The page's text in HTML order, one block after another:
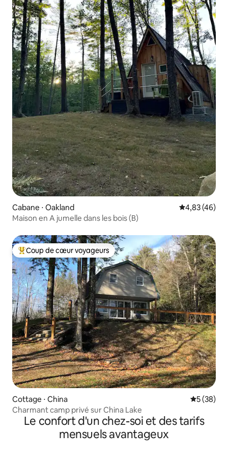
Cabane ⋅ Oakland Évaluation
4,83 (46)
Maison en A jumelle dans les bois (B)
Coups de cœur voyageurs les plus appréciés
Coup de cœur voyageurs
Cottage ⋅ China
5 (38)
Charmant camp privé sur China Lake
Le confort d'un chez-soi et des tarifs
mensuels avantageux